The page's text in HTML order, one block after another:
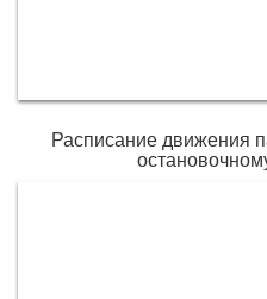
Расписание движения